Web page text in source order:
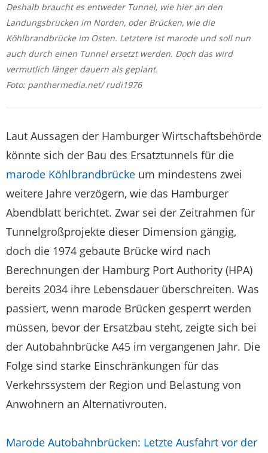
Deshalb braucht es entweder Tunnel, wie hier an den
Landungsbrücken im Norden, oder Brücken, wie die
Köhlbrandbrücke im Osten. Letztere ist marode und soll nun
auch durch einen Tunnel ersetzt werden. Doch das wird
vermutlich länger dauern als geplant.
Foto: panthermedia.net/ rudi1976
Laut Aussagen der Hamburger Wirtschaftsbehörde
könnte sich der Bau des Ersatztunnels für die
marode Köhlbrandbrücke um mindestens zwei
weitere Jahre verzögern, wie das Hamburger
Abendblatt berichtet. Zwar sei der Zeitrahmen für
Tunnelgroßprojekte dieser Dimension gängig,
doch die 1974 gebaute Brücke wird nach
Berechnungen der Hamburg Port Authority (HPA)
bereits 2034 ihre Lebensdauer überschreiten. Was
passiert, wenn marode Brücken gesperrt werden
müssen, bevor der Ersatzbau steht, zeigte sich bei
der Autobahnbrücke A45 im vergangenen Jahr. Die
Folge sind starke Einschränkungen für das
Verkehrssystem der Region und Belastung von
Anwohnern an Alternativrouten.
Marode Autobahnbrücken: Letzte Ausfahrt vor der